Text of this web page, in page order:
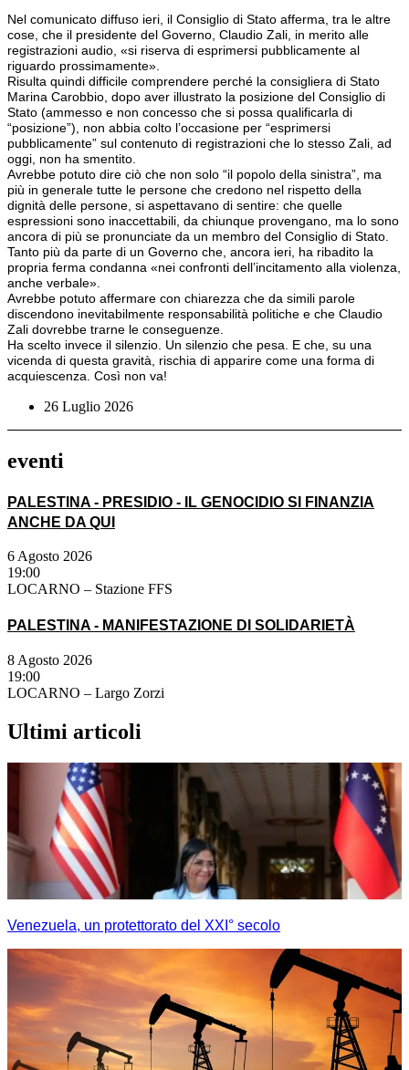
Nel comunicato diffuso ieri, il Consiglio di Stato afferma, tra le altre
cose, che il presidente del Governo, Claudio Zali, in merito alle
registrazioni audio, «si riserva di esprimersi pubblicamente al
riguardo prossimamente».
Risulta quindi difficile comprendere perché la consigliera di Stato
Marina Carobbio, dopo aver illustrato la posizione del Consiglio di
Stato (ammesso e non concesso che si possa qualificarla di
“posizione”), non abbia colto l’occasione per “esprimersi
pubblicamente” sul contenuto di registrazioni che lo stesso Zali, ad
oggi, non ha smentito.
Avrebbe potuto dire ciò che non solo “il popolo della sinistra”, ma
più in generale tutte le persone che credono nel rispetto della
dignità delle persone, si aspettavano di sentire: che quelle
espressioni sono inaccettabili, da chiunque provengano, ma lo sono
ancora di più se pronunciate da un membro del Consiglio di Stato.
Tanto più da parte di un Governo che, ancora ieri, ha ribadito la
propria ferma condanna «nei confronti dell’incitamento alla violenza,
anche verbale».
Avrebbe potuto affermare con chiarezza che da simili parole
discendono inevitabilmente responsabilità politiche e che Claudio
Zali dovrebbe trarne le conseguenze.
Ha scelto invece il silenzio. Un silenzio che pesa. E che, su una
vicenda di questa gravità, rischia di apparire come una forma di
acquiescenza. Così non va!
26 Luglio 2026
eventi
PALESTINA - PRESIDIO - IL GENOCIDIO SI FINANZIA
ANCHE DA QUI
6 Agosto 2026
19:00
LOCARNO – Stazione FFS
PALESTINA - MANIFESTAZIONE DI SOLIDARIETÀ
8 Agosto 2026
19:00
LOCARNO – Largo Zorzi
Ultimi articoli
Venezuela, un protettorato del XXI° secolo